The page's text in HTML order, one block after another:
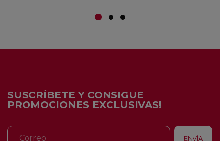
SUSCRÍBETE Y CONSIGUE
PROMOCIONES EXCLUSIVAS!